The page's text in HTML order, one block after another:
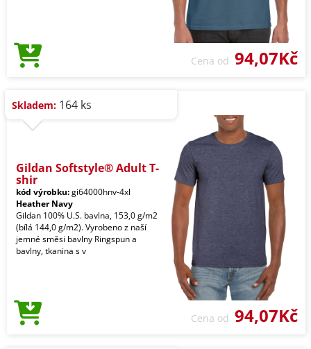
Cena od 94,07Kč
Skladem: 164 ks
Gildan Softstyle® Adult T-
shir
kód výrobku:gi64000hnv-4xl
Heather Navy
Gildan 100% U.S. bavlna, 153,0 g/m2
(bílá 144,0 g/m2). Vyrobeno z naší
jemné směsi bavlny Ringspun a
bavlny, tkanina s v
Cena od 94,07Kč